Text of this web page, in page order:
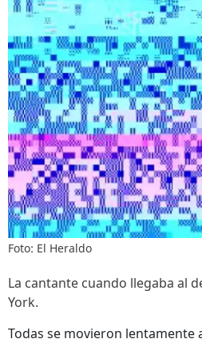
Foto: El Heraldo
La cantante cuando llegaba al
York.
Todas se movieron lentamente